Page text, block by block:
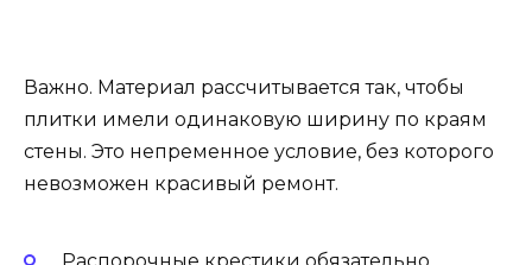
Важно. Материал рассчитывается так, чтобы
плитки имели одинаковую ширину по краям
стены. Это непременное условие, без которого
невозможен красивый ремонт.